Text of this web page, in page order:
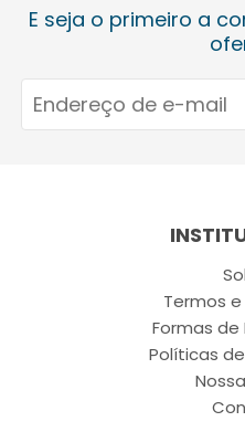
E seja o primeiro a
Termos
Formas
Políticas